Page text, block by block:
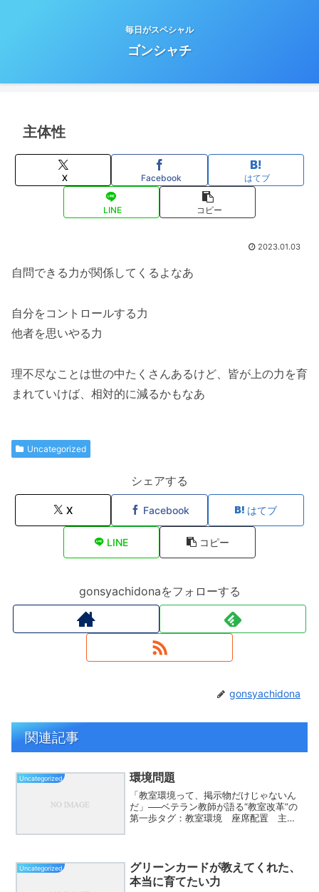
毎日がスペシャル
ゴンシャチ
主体性
X Facebook はてブ
LINE コピー
2023.01.03
自問できる力が関係してくるよなあ
自分をコントロールする力
他者を思いやる力
理不尽なことは世の中たくさんあるけど、皆が上の力を育
まれていけば、相対的に減るかもなあ
Uncategorized
シェアする
X Facebook はてブ
LINE コピー
gonsyachidonaをフォローする
gonsyachidona
関連記事
Uncategorized 環境問題
「教室環境って、掲示物だけじゃないん
だ」──ベテラン教師が語る“教室改革”の
第一歩タグ：教室環境 座席配置 主体
かし、ベテラン教師は...
Uncategorized
グリーンカードが教えてくれた、
本当に育てたい力